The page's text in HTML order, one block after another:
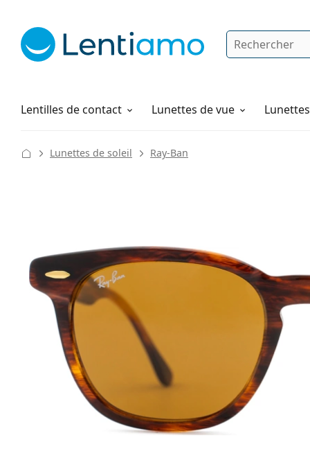
Rechercher
Lentilles de contact
Produits d'entretien Lunettes de vue
Comment commander
Lunettes de soleil Ray-Ban
137 mm
Largeur
41 mm
Hauteur des verres Largeur des verres
Largeur
des verres